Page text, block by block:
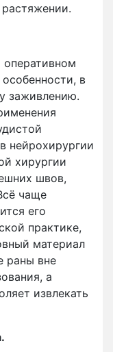
оперативном
в
заживлению.
нейрохирургии
хирургии
швов,
чаще
его
практике,
материал
раны вне
а
извлекать